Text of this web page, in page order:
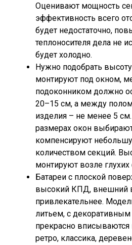
Оценивают мощность
эффективность всего
будет недостаточно,
теплоносителя дела не
будет холодно.
Нужно подобрать
монтируют под окном,
подоконником должно
20–15 см, а между
изделия – не менее 5
размерах окон
компенсируют
количеством секций.
монтируют возле глухих
Батареи с плоской
высокий КПД, внешний
привлекательнее.
литьем, с
прекрасно вписываются
ретро, классика,